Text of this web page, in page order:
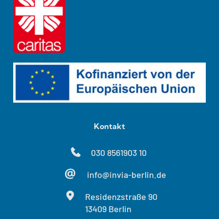
Kontakt
030 8561903 10
info@invia-berlin.de
Residenzstraße 90
13409 Berlin